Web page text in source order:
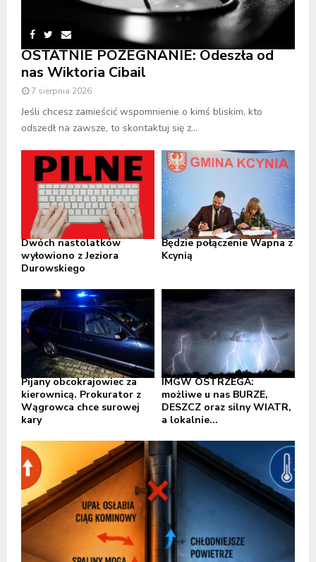
OSTATNIE POŻEGNANIE: Odeszła od
nas Wiktoria Cibail
7 sierpnia 2026
Jeśli chcesz zamieścić wspomnienie o kimś bliskim, kto
odszedł na zawsze, to skontaktuj się z...
Dwóch nastolatków
wyłowiono z Jeziora
Durowskiego
Będzie połączenie Wapna z
Kcynią
Pijany obcokrajowiec za
kierownicą. Prokurator z
Wągrowca chce surowej
kary
IMGW OSTRZEGA:
możliwe u nas BURZE,
DESZCZ oraz silny WIATR,
a lokalnie...